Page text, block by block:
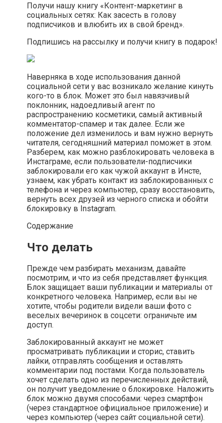
Получи нашу книгу «Контент-маркетинг в
социальных сетях: Как засесть в голову
подписчиков и влюбить их в свой бренд».
Подпишись на рассылку и получи книгу в подарок!
Наверняка в ходе использования данной
социальной сети у вас возникало желание кинуть
кого-то в блок. Может это был навязчивый
поклонник, надоедливый агент по
распространению косметики, самый активный
комментатор-спамер и так далее. Если же
положение дел изменилось и вам нужно вернуть
читателя, сегодняшний материал поможет в этом.
Разберем, как можно разблокировать человека в
Инстаграме, если пользователи-подписчики
заблокировали его как чужой аккаунт в Инсте,
узнаем, как убрать контакт из заблокированных с
телефона и через компьютер, сразу восстановить,
вернуть всех друзей из черного списка и обойти
блокировку в Instagram.
Содержание
Что делать
Прежде чем разбирать механизм, давайте
посмотрим, и что из себя представляет функция.
Блок защищает ваши публикации и материалы от
конкретного человека. Например, если вы не
хотите, чтобы родители видели ваши фото с
веселых вечеринок в соцсети: ограничьте им
доступ.
Заблокированный аккаунт не может
просматривать публикации и сторис, ставить
лайки, отправлять сообщения и оставлять
комментарии под постами. Когда пользователь
хочет сделать одно из перечисленных действий,
он получит уведомление о блокировке. Наложить
блок можно двумя способами: через смартфон
(через стандартное официальное приложение) и
через компьютер (через сайт социальной сети).